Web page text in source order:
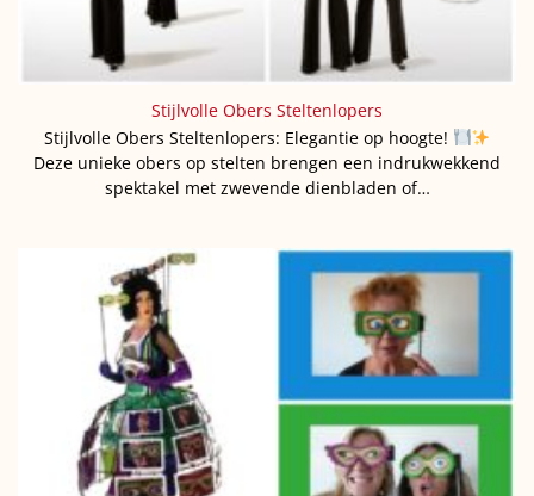
Stijlvolle Obers Steltenlopers
Stijlvolle Obers Steltenlopers: Elegantie op hoogte!
Deze unieke obers op stelten brengen een indrukwekkend
spektakel met zwevende dienbladen of…